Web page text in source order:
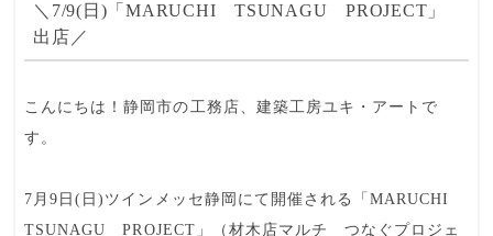
＼7/9(日)「MARUCHI TSUNAGU PROJECT」
出店／
こんにちは！静岡市の工務店、建築工房ユキ・アート で
す。
7月9日(日)ツインメッセ静岡 にて開催される「MARUCHI
TSUNAGU PROJECT」（材木店マルチ つなぐプロジェ